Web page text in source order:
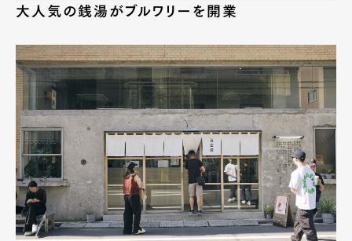
大人気の銭湯がブルワリーを開業